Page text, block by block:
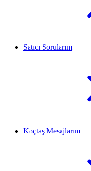
Satıcı Sorularım
Koçtaş Mesajlarım